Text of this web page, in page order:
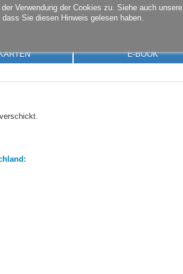
Verwendung der Cookies zu. Siehe auch unsere
Sie diesen Hinweis gelesen haben.
E-BOOK
verschickt.